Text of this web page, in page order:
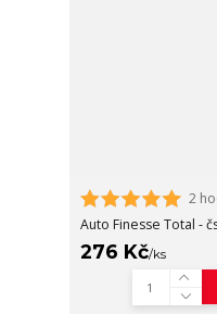
2
Auto Finesse Total -
276 Kč/ks